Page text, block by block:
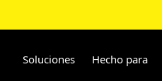
contenido
Soluciones Hecho para